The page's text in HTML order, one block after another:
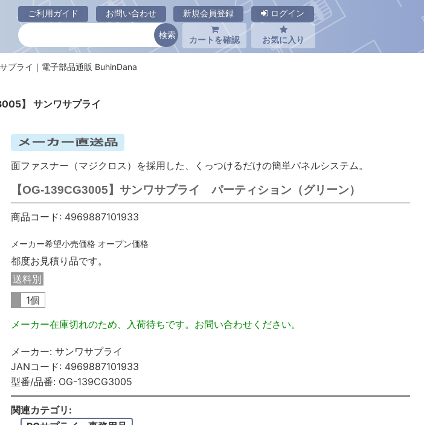
ご利用ガイド お問い合わせ 新規会員登録 ログイン
カートを確認 お気に入り
】 サンワサプライ
プライ｜電子部品通販 BuhinDana
面ファスナー（マジクロス）を採用した、くっつけるだけの簡単パネルシステム。
【OG-139CG3005】サンワサプライ パーティション（グリーン）
商品コード: 4969887101933
メーカー希望小売価格 オープン価格
都度お見積り品です。
送料別
1個
メーカー在庫切れのため、入荷待ちです。お問い合わせください。
メーカー: サンワサプライ
JANコード: 4969887101933
型番/品番: OG-139CG3005
関連カテゴリ: